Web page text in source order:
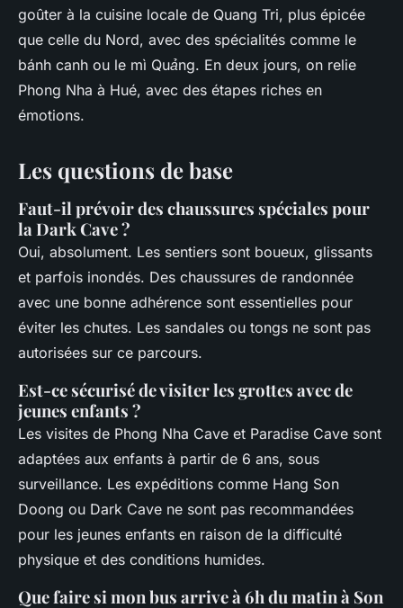
goûter à la cuisine locale de Quang Tri, plus épicée
que celle du Nord, avec des spécialités comme le
bánh canh ou le mì Quảng. En deux jours, on relie
Phong Nha à Hué, avec des étapes riches en
émotions.
Les questions de base
Faut-il prévoir des chaussures spéciales pour
la Dark Cave ?
Oui, absolument. Les sentiers sont boueux, glissants
et parfois inondés. Des chaussures de randonnée
avec une bonne adhérence sont essentielles pour
éviter les chutes. Les sandales ou tongs ne sont pas
autorisées sur ce parcours.
Est-ce sécurisé de visiter les grottes avec de
jeunes enfants ?
Les visites de Phong Nha Cave et Paradise Cave sont
adaptées aux enfants à partir de 6 ans, sous
surveillance. Les expéditions comme Hang Son
Doong ou Dark Cave ne sont pas recommandées
pour les jeunes enfants en raison de la difficulté
physique et des conditions humides.
Que faire si mon bus arrive à 6h du matin à Son